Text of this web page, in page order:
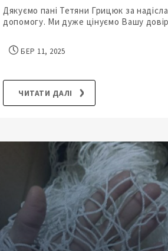
Дякуємо пані Тетяни Грицюк за
допомогу. Ми дуже цінуємо Вашу
БЕР 11, 2025
ЧИТАТИ ДАЛІ